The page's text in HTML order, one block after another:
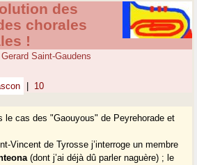
des
chorales
!
Gerard Saint-Gaudens
10
le cas des "Gaouyous" de Peyrehorade et
Vincent de Tyrosse j’interroge un membre
(dont j’ai déjà dû parler naguère) ; le